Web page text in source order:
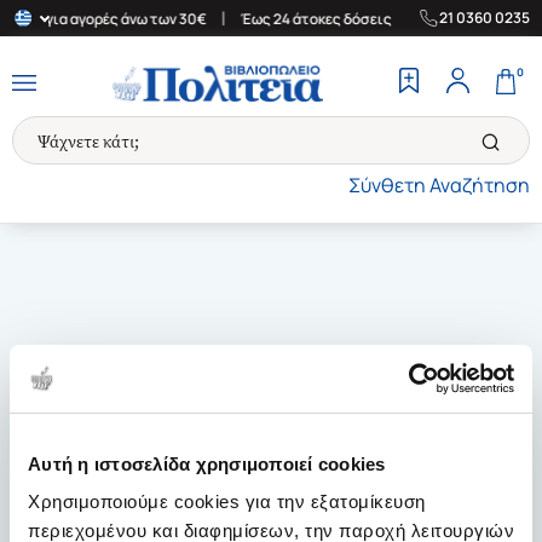
Αυτή η ιστοσελίδα χρησιμοποιεί cookies
Χρησιμοποιούμε cookies για την εξατομίκευση
περιεχομένου και διαφημίσεων, την παροχή λειτουργιών
για αγορές άνω των 30€ Έως 24 άτοκες δόσεις | Δωρεάν
21 0360 0235
Σύνθετη Αναζήτηση
0